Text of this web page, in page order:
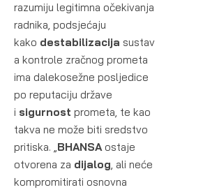
razumiju legitimna očekivanja
radnika, podsjećaju
kako destabilizacija sustav
a kontrole zračnog prometa
ima dalekosežne posljedice
po reputaciju države
i sigurnost prometa, te kao
takva ne može biti sredstvo
pritiska. „BHANSAostaje
otvorena za dijalog, ali neće
kompromitirati osnovna